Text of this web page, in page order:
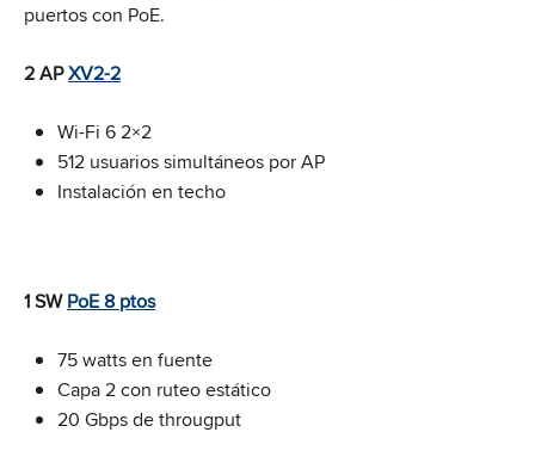
puertos con PoE.
2 APXV2-2
Wi-Fi 6 2×2
512 usuarios simultáneos por AP
Instalación en techo
1 SWPoE 8 ptos
75 watts en fuente
Capa 2 con ruteo estático
20 Gbps de througput